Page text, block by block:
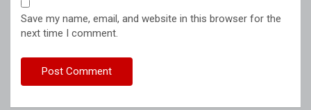
Save my name, email, and website in this browser for the
next time I comment.